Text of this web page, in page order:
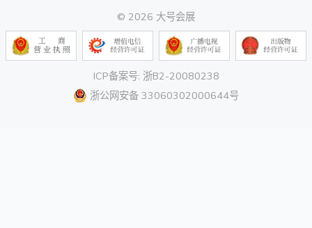
© 2026 大号会展
ICP备案号: 浙B2-20080238
浙公网安备 33060302000644号